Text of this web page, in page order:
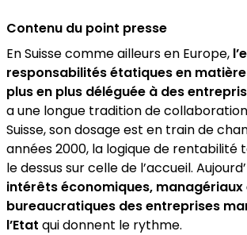
Contenu du point presse
En Suisse comme ailleurs en Europe,
responsabilités étatiques en matière
plus en plus déléguée à des
a une longue tradition de
Suisse, son dosage est en train de
années 2000, la logique de rentabilité
le dessus sur celle de l’accueil.
intérêts économiques, managériaux
bureaucratiques des entreprises
l’Etat qui donnent le rythme.